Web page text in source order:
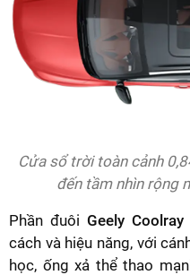
Cửa sổ trời toàn cảnh
đến tầm nhìn rộng
Phần đuôi Geely Coolray
cách và hiệu năng, với
học, ống xả thể thao